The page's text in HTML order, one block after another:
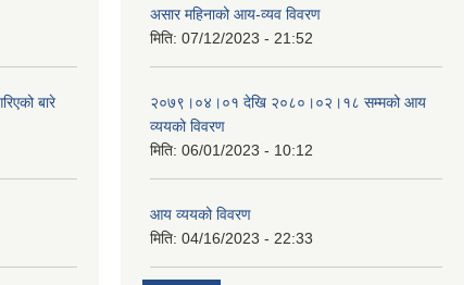
बारे
असार महिनाको आय-व्यव विवरण
मिति: 07/12/2023 - 21:52
२०७९।०४।०१ देखि २०८०।०२।१८ सम्मको आय
व्ययको विवरण
मिति: 06/01/2023 - 10:12
आय व्ययको विवरण
मिति: 04/16/2023 - 22:33